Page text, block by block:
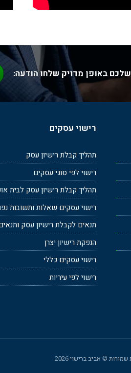
באופן מדויק שלחו הודעה:
רישוי עסקים
תהליך קבלת רישיון עסק
רישוי לפי סוגי עסקים
תהליך קבלת רישיון עסק לבית
רישוי עסקים שאלות ותשובות
תנאים לקבלת רישיון עסק
הנפקת רישיון יצרן
רישוי עסקים כללי
רישוי לפי עיריות
© אביב ברישוי 2026